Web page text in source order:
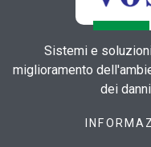
Sistemi e
miglioramento
dei